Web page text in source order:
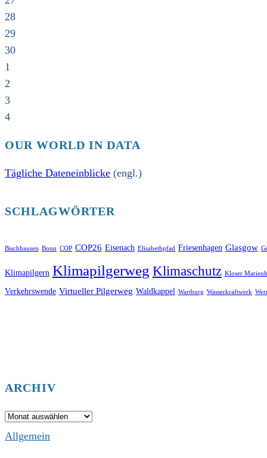
28
29
30
1
2
3
4
OUR WORLD IN DATA
Tägliche Dateneinblicke (engl.)
SCHLAGWÖRTER
Bischhausen Bonn COP COP26 Eisenach Elisabethpfad Friesenhagen Glasgow
Klimapilgern Klimapilgerweg Klimaschutz Kloser
Verkehrswende Virtueller Pilgerweg Waldkappel Wartburg Wasserkraftwerk
ARCHIV
Archiv
Allgemein